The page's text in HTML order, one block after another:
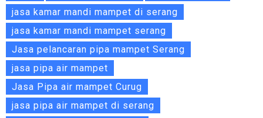
jasa kamar mandi mampet di serang
jasa kamar mandi mampet serang
Jasa pelancaran pipa mampet Serang
jasa pipa air mampet
Jasa Pipa air mampet Curug
jasa pipa air mampet di serang